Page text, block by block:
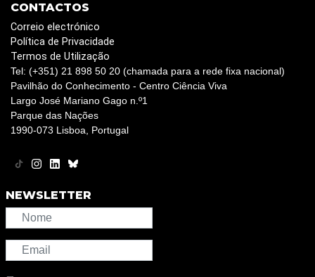
CONTACTOS
Correio electrónico
Política de Privacidade
Termos de Utilização
Tel: (+351) 21 898 50 20 (chamada para a rede fixa nacional)
Pavilhão do Conhecimento - Centro Ciência Viva
Largo José Mariano Gago n.º1
Parque das Nações
1990-073 Lisboa, Portugal
NEWSLETTER